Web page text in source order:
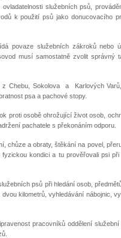
služebních psů,
k použití psů jako donucovacího
povaze služebních zákroků nebo
musí samostatně zvolit správný
z Chebu, Sokolova a Karlových
psa a pachové stopy.
proti osobě ohrožující život osob,
pachatele s překonáním odporu.
chůze a obraty, štěkání na povel,
kondici a tu prověřovali psi
psů při hledání osob,
kilometrů, vyhledávání nábojnic,
pracovníků oddělení